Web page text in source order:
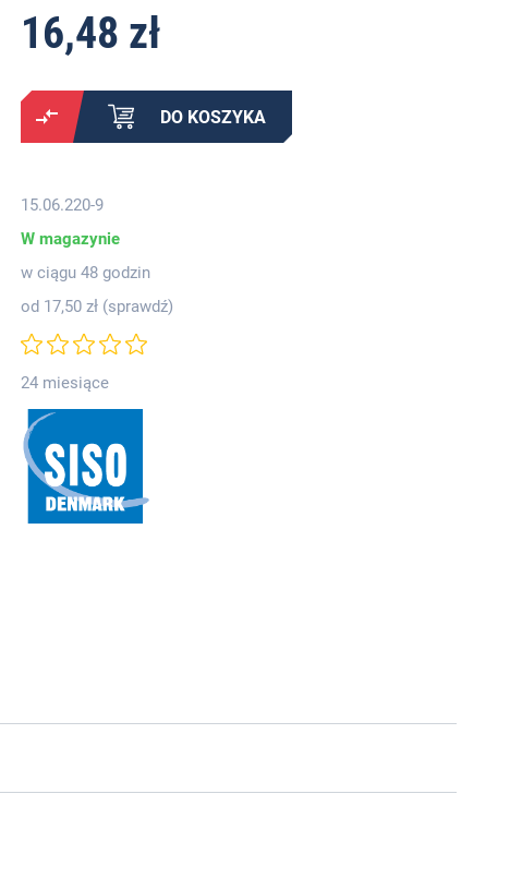
16,48 zł
DO KOSZYKA
15.06.220-9
W magazynie
w ciągu 48 godzin
od 17,50 zł (sprawdź)
24 miesiące